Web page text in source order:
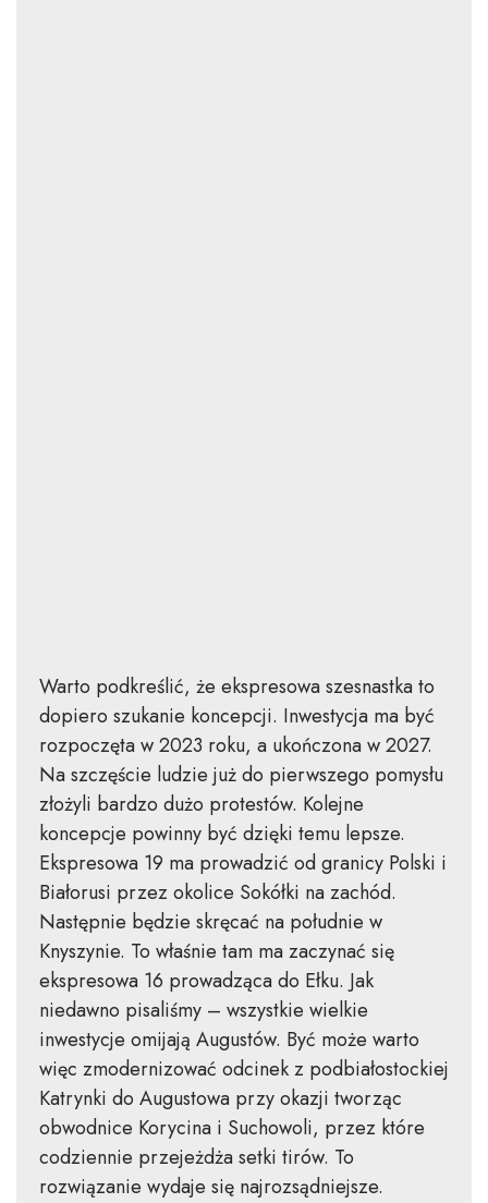
Warto podkreślić, że ekspresowa szesnastka to
dopiero szukanie koncepcji. Inwestycja ma być
rozpoczęta w 2023 roku, a ukończona w 2027.
Na szczęście ludzie już do pierwszego pomysłu
złożyli bardzo dużo protestów. Kolejne
koncepcje powinny być dzięki temu lepsze.
Ekspresowa 19 ma prowadzić od granicy Polski i
Białorusi przez okolice Sokółki na zachód.
Następnie będzie skręcać na południe w
Knyszynie. To właśnie tam ma zaczynać się
ekspresowa 16 prowadząca do Ełku. Jak
niedawno pisaliśmy – wszystkie wielkie
inwestycje omijają Augustów. Być może warto
więc zmodernizować odcinek z podbiałostockiej
Katrynki do Augustowa przy okazji tworząc
obwodnice Korycina i Suchowoli, przez które
codziennie przejeżdża setki tirów. To
rozwiązanie wydaje się najrozsądniejsze.